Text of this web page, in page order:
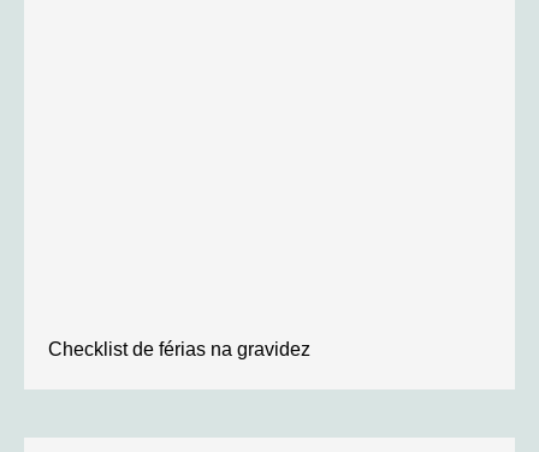
Checklist de férias na gravidez